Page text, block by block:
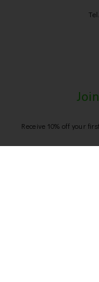
Receive 10% off your